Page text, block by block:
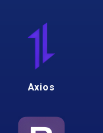
Axios